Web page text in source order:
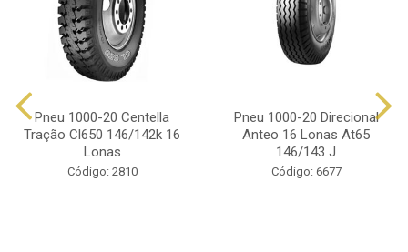
Pneu 1000-20 Centella
Tração Cl650 146/142k 16
Lonas
Código: 2810
Pneu 1000-20 Direcional
Anteo 16 Lonas At65
146/143 J
Código: 6677